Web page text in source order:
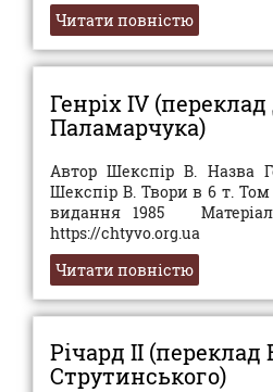
Читати повністю
Генріх IV (переклад
Паламарчука)
Автор Шекспір В. Назва
Шекспір В. Твори в 6 т. Том
видання 1985
https://chtyvo.org.ua
Читати повністю
Річард II (переклад
Струтинського)